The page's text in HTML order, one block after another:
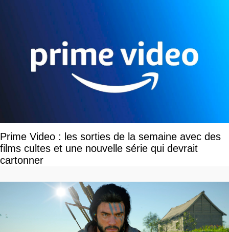
Prime Video : les sorties de la semaine avec des
films cultes et une nouvelle série qui devrait
cartonner